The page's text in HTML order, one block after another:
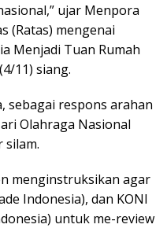
ujar Menpora
(Ratas) mengenai
Menjadi Tuan Rumah
11) siang.
sebagai respons arahan
Olahraga Nasional
silam.
menginstruksikan agar
Indonesia), dan KONI
untuk me-review